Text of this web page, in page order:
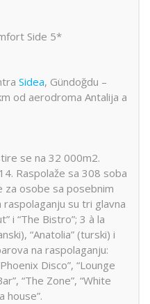
Side 5*
Sidea, Gündoğdu –
od aerodroma Antalija a
se na 32 000m2.
Raspolaže sa 308 soba
za osobe sa posebnim
su tri glavna
i “The Bistro”; 3 à la
“Anatolia” (turski) i
na raspolaganju:
Disco”, “Lounge
“The Zone”, “White
house”.